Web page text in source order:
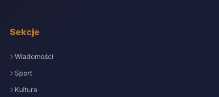
Sekcje
Wiadomości
Sport
Kultura